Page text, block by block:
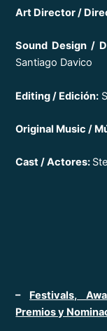
Art Director /
Sound Design /
Santiago Davico
Editing / Edición:
Original Music /
Cast / Actores:
– Festivals,
Premios y